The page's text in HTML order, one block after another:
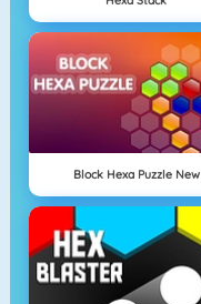
Block Hexa Puzzle New